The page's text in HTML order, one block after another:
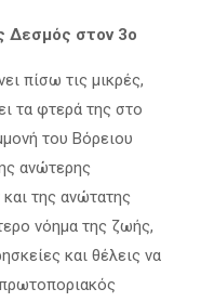
Δεσμός στον 3ο
πίσω τις μικρές,
τα φτερά της στο
του Βόρειου
ανώτερης
της ανώτατης
νόημα της ζωής,
και θέλεις να
πρωτοποριακός